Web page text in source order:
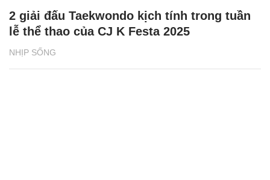
NHỊP SỐNG
2 giải đấu Taekwondo kịch tính trong tuần
lễ thể thao của CJ K Festa 2025